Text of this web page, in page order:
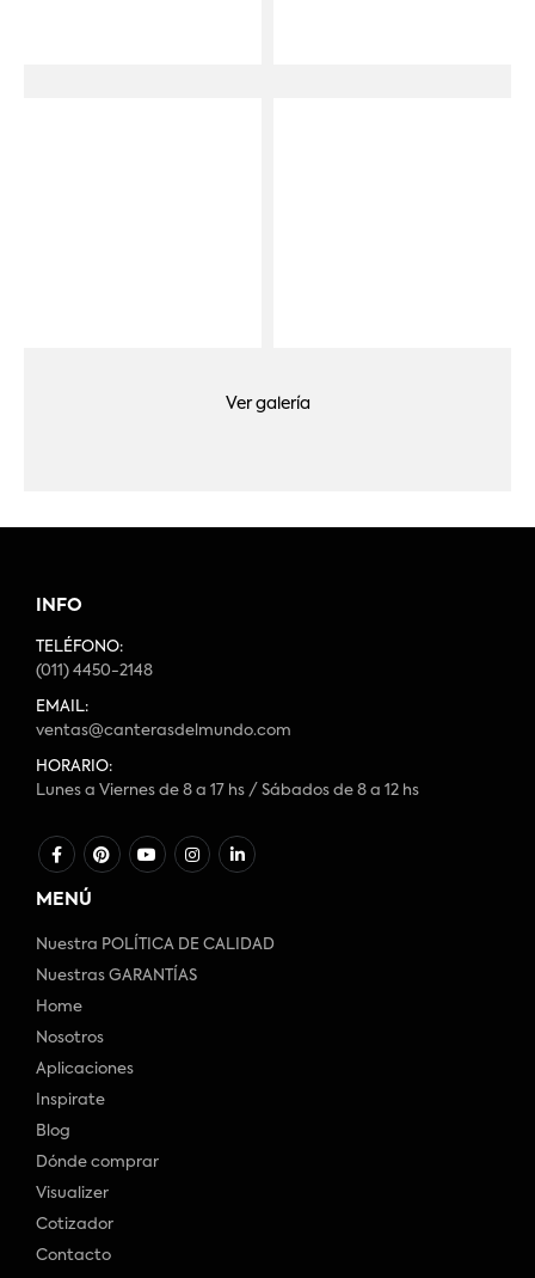
Ver galería
INFO
TELÉFONO:
(011) 4450-2148
EMAIL:
ventas@canterasdelmundo.com
HORARIO:
Lunes a Viernes de 8 a 17 hs / Sábados de 8 a 12 hs
MENÚ
Nuestra POLÍTICA DE CALIDAD
Nuestras GARANTÍAS
Home
Nosotros
Aplicaciones
Inspirate
Blog
Dónde comprar
Visualizer
Cotizador
Contacto